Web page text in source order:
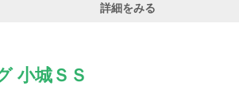
詳細をみる
小城ＳＳ